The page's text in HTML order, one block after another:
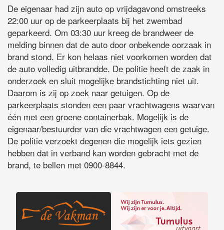
De eigenaar had zijn auto op vrijdagavond omstreeks
22:00 uur op de parkeerplaats bij het zwembad
geparkeerd. Om 03:30 uur kreeg de brandweer de
melding binnen dat de auto door onbekende oorzaak in
brand stond. Er kon helaas niet voorkomen worden dat
de auto volledig uitbrandde. De politie heeft de zaak in
onderzoek en sluit mogelijke brandstichting niet uit.
Daarom is zij op zoek naar getuigen. Op de
parkeerplaats stonden een paar vrachtwagens waarvan
één met een groene containerbak. Mogelijk is de
eigenaar/bestuurder van die vrachtwagen een getuige.
De politie verzoekt degenen die mogelijk iets gezien
hebben dat in verband kan worden gebracht met de
brand, te bellen met 0900-8844.